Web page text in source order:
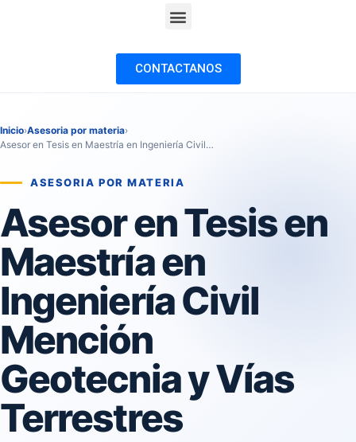
CONTACTANOS
Inicio›Asesoria por materia›
Asesor en Tesis en Maestría en Ingeniería Civil…
ASESORIA POR MATERIA
Asesor en Tesis en
Maestría en
Ingeniería Civil
Mención
Geotecnia y Vías
Terrestres